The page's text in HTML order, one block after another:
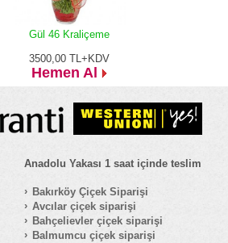
Gül 46 Kraliçeme
3500,00 TL+KDV
Hemen Al
Anadolu Yakası 1 saat içinde teslim
Bakırköy Çiçek Siparişi
Avcılar çiçek siparişi
Bahçelievler çiçek siparişi
Balmumcu çiçek siparişi